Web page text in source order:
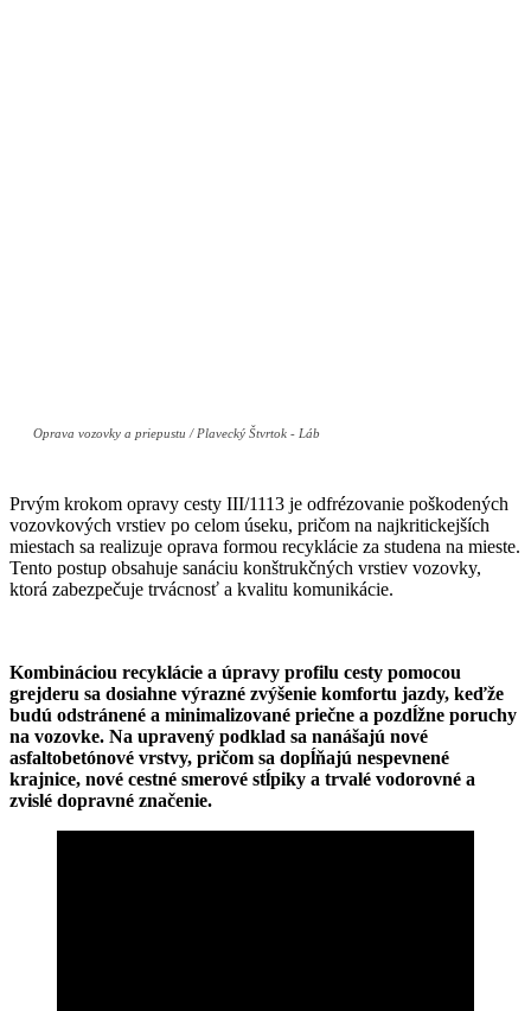
Oprava vozovky a priepustu / Plavecký Štvrtok - Láb
Prvým krokom opravy cesty III/1113 je odfrézovanie poškodených
vozovkových vrstiev po celom úseku, pričom na najkritickejších
miestach sa realizuje oprava formou recyklácie za studena na mieste.
Tento postup obsahuje sanáciu konštrukčných vrstiev vozovky,
ktorá zabezpečuje trvácnosť a kvalitu komunikácie.
Kombináciou recyklácie a úpravy profilu cesty pomocou
grejderu sa dosiahne výrazné zvýšenie komfortu jazdy, keďže
budú odstránené a minimalizované priečne a pozdĺžne poruchy
na vozovke. Na upravený podklad sa nanášajú nové
asfaltobetónové vrstvy, pričom sa dopĺňajú nespevnené
krajnice, nové cestné smerové stĺpiky a trvalé vodorovné a
zvislé dopravné značenie.